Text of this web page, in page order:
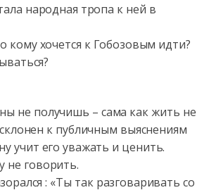
народная тропа к ней в
кому хочется к Гобозовым идти?
не получишь – сама как жить не
к публичным выяснениям
учит его уважать и ценить.
не говорить.
: «Ты так разговаривать со